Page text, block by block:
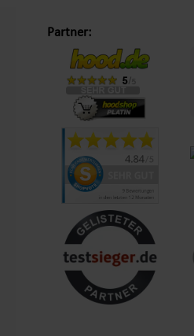
Mit dem Leitsatz „Schöner Leben
unser Ziel, das Einkaufserlebnis
angenehm wie möglich zu
EigenmarkenLemodo
genau auf die Bedürfnisse
Diese Marken stehen für Qualität
lassen keine Wünsche offen – sei
Outdoor oder Living.
Kundenzufriedenheit und Service
Mit einem zentralen Standort in
Frankens, garantieren wir
Partner: